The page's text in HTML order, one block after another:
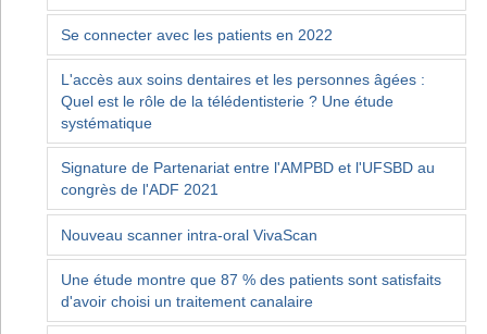
Se connecter avec les patients en 2022
L'accès aux soins dentaires et les personnes âgées :
Quel est le rôle de la télédentisterie ? Une étude
systématique
Signature de Partenariat entre l'AMPBD et l'UFSBD au
congrès de l'ADF 2021
Nouveau scanner intra-oral VivaScan
Une étude montre que 87 % des patients sont satisfaits
d'avoir choisi un traitement canalaire